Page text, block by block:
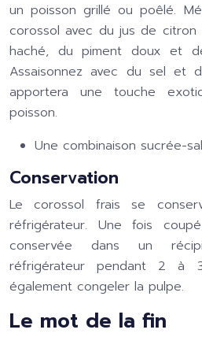
un poisson grillé ou poêlé.
corossol avec du jus de citron
haché, du piment doux et
Assaisonnez avec du sel et
apportera une touche
poisson.
Une combinaison sucrée-
Conservation
Le corossol frais se
réfrigérateur. Une fois
conservée dans un
réfrigérateur pendant 2 à
également congeler la pulpe.
Le mot de la fin